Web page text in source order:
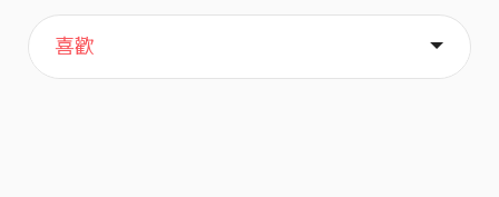
主頁
歌單
喜歡
關於